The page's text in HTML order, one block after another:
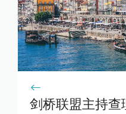
剑桥联盟主持查